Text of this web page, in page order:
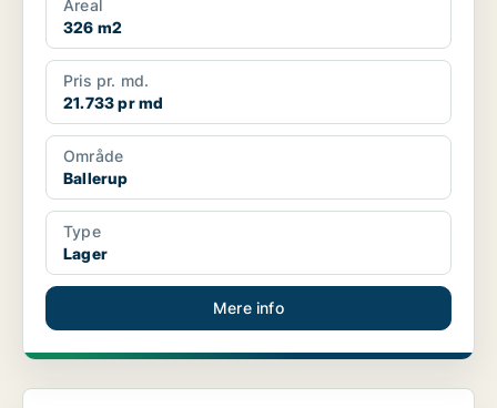
Areal
326 m2
Pris pr. md.
21.733 pr md
Område
Ballerup
Type
Lager
Mere info